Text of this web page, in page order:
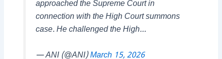
approached the Supreme Court in
connection with the High Court summons
case. He challenged the High…
— ANI (@ANI)March 15, 2026